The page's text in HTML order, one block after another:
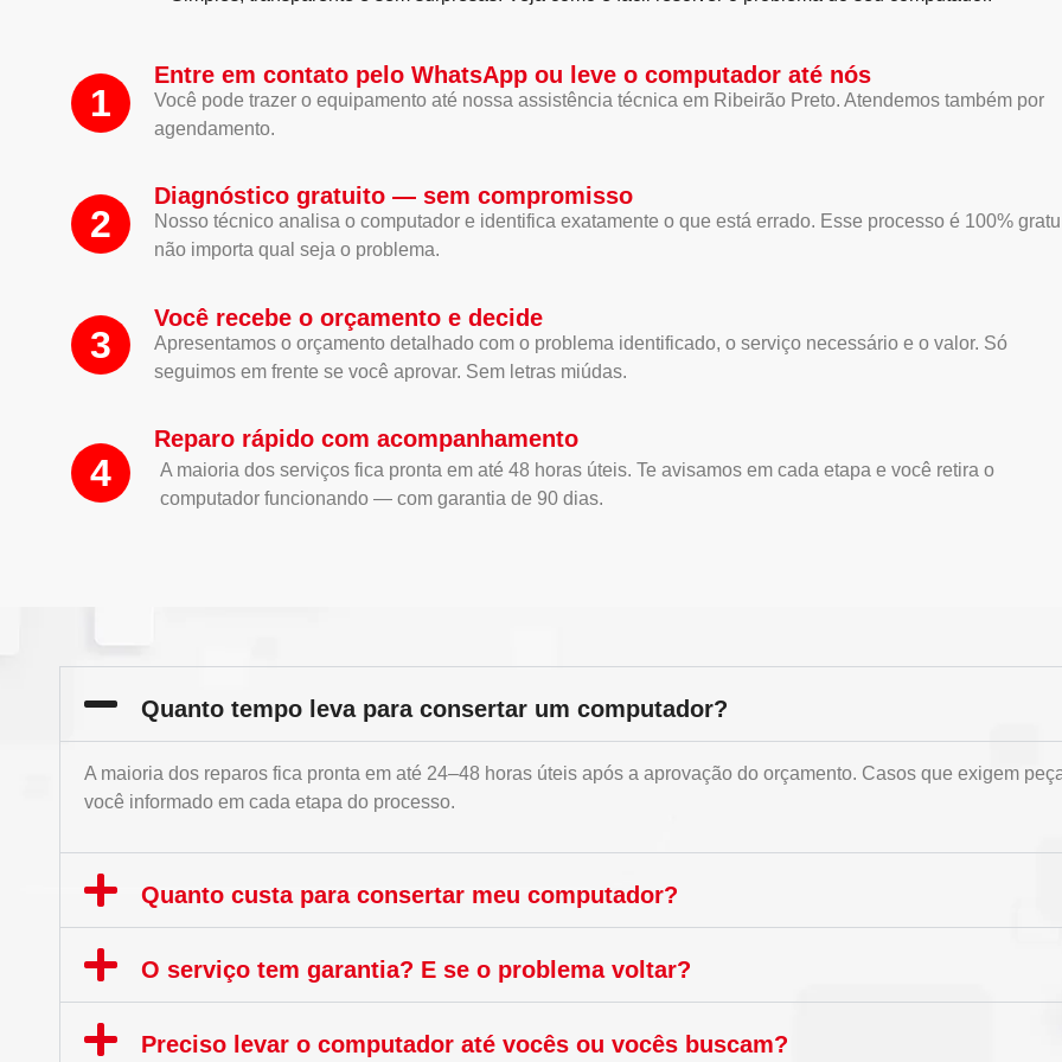
1
Entre em contato pelo WhatsApp ou leve o computador até nós
Você pode trazer o equipamento até nossa assistência técnica em Ribeirão Preto. Atendemos também por
agendamento.
2
Diagnóstico gratuito — sem compromisso
Nosso técnico analisa o computador e identifica exatamente o que está errado. Esse processo é 100%
não importa qual seja o problema.
3
Você recebe o orçamento e decide
Apresentamos o orçamento detalhado com o problema identificado, o serviço necessário e o valor. Só
seguimos em frente se você aprovar. Sem letras miúdas.
4
Reparo rápido com acompanhamento
A maioria dos serviços fica pronta em até 48 horas úteis. Te avisamos em cada etapa e você retira o
computador funcionando — com garantia de 90 dias.
Quanto tempo leva para consertar um computador?
A maioria dos reparos fica pronta em até 24–48 horas úteis após a aprovação do orçamento. Casos que exigem
você informado em cada etapa do processo.
Quanto custa para consertar meu computador?
O serviço tem garantia? E se o problema voltar?
Preciso levar o computador até vocês ou vocês buscam?